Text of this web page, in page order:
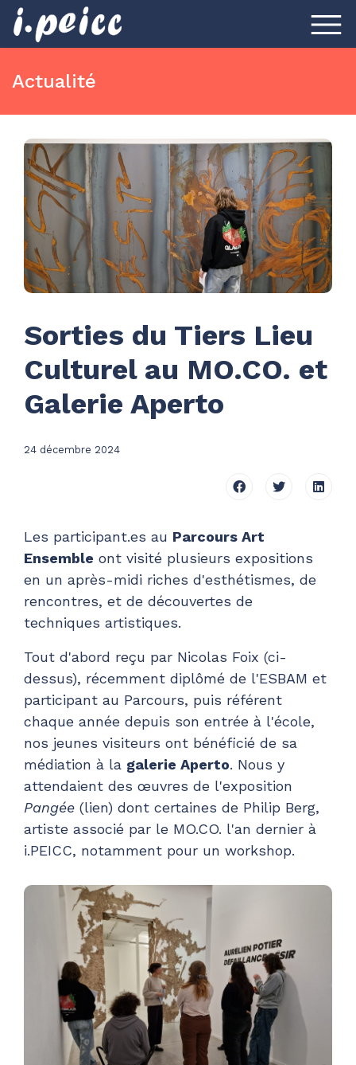
Actualité
Sorties du Tiers Lieu
Culturel au MO.CO. et
Galerie Aperto
24 décembre 2024
Les participant.es au Parcours Art
Ensemble ont visité plusieurs expositions
en un après-midi riches d'esthétismes, de
rencontres, et de découvertes de
techniques artistiques.
Tout d'abord reçu par Nicolas Foix (ci-
dessus), récemment diplômé de l'ESBAM et
participant au Parcours, puis référent
chaque année depuis son entrée à l'école,
nos jeunes visiteurs ont bénéficié de sa
médiation à la galerie Aperto. Nous y
attendaient des œuvres de l'exposition
Pangée (lien) dont certaines de Philip Berg,
artiste associé par le MO.CO. l'an dernier à
i.PEICC, notamment pour un workshop.